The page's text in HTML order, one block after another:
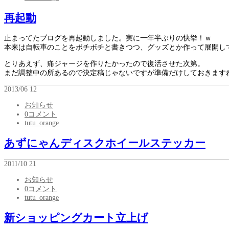
再起動
止まってたブログを再起動しました。実に一年半ぶりの快挙！ｗ
本来は自転車のことをボチボチと書きつつ、グッズとか作って展開
とりあえず、痛ジャージを作りたかったので復活させた次第。
まだ調整中の所あるので決定稿じゃないですが準備だけしておきます
2013/06 12
お知らせ
0コメント
tutu_orange
あずにゃんディスクホイールステッカー
2011/10 21
お知らせ
0コメント
tutu_orange
新ショッピングカート立上げ